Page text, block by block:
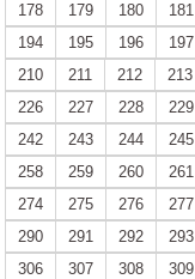
178
179 180
181
194
195 196
197
210
211 212
213
226
227 228
229
242
243 244
245
258
259 260
261
274
275 276
277
290
291 292
293
306
307 308
309